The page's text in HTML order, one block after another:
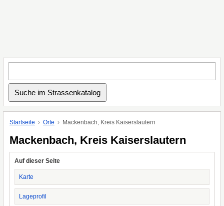
Startseite Orte Mackenbach, Kreis Kaiserslautern
Mackenbach, Kreis Kaiserslautern
Auf dieser Seite
Karte
Lageprofil